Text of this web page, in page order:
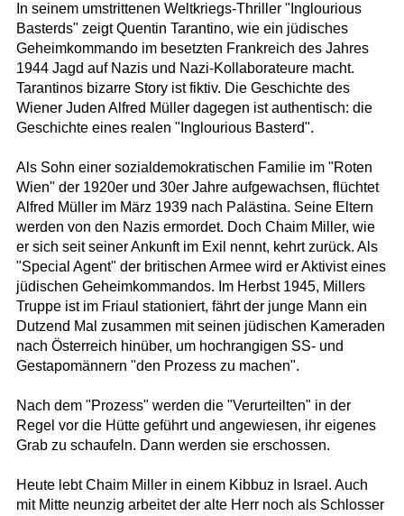
In seinem umstrittenen Weltkriegs-Thriller "Inglourious
Basterds" zeigt Quentin Tarantino, wie ein jüdisches
Geheimkommando im besetzten Frankreich des Jahres
1944 Jagd auf Nazis und Nazi-Kollaborateure macht.
Tarantinos bizarre Story ist fiktiv. Die Geschichte des
Wiener Juden Alfred Müller dagegen ist authentisch: die
Geschichte eines realen "Inglourious Basterd".
Als Sohn einer sozialdemokratischen Familie im "Roten
Wien" der 1920er und 30er Jahre aufgewachsen, flüchtet
Alfred Müller im März 1939 nach Palästina. Seine Eltern
werden von den Nazis ermordet. Doch Chaim Miller, wie
er sich seit seiner Ankunft im Exil nennt, kehrt zurück. Als
"Special Agent" der britischen Armee wird er Aktivist eines
jüdischen Geheimkommandos. Im Herbst 1945, Millers
Truppe ist im Friaul stationiert, fährt der junge Mann ein
Dutzend Mal zusammen mit seinen jüdischen Kameraden
nach Österreich hinüber, um hochrangigen SS- und
Gestapomännern "den Prozess zu machen".
Nach dem "Prozess" werden die "Verurteilten" in der
Regel vor die Hütte geführt und angewiesen, ihr eigenes
Grab zu schaufeln. Dann werden sie erschossen.
Heute lebt Chaim Miller in einem Kibbuz in Israel. Auch
mit Mitte neunzig arbeitet der alte Herr noch als Schlosser